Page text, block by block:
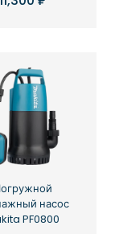
насос
PF0800